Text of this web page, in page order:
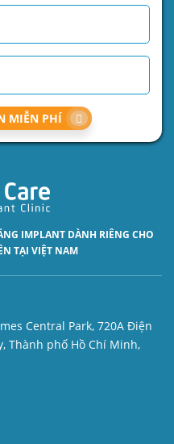
MIỄN PHÍ
IMPLANT DÀNH RIÊNG CHO
TẠI VIỆT NAM
Central Park, 720A Điện
Thành phố Hồ Chí Minh,